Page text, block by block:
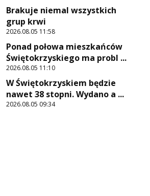
Brakuje niemal wszystkich
grup krwi
2026.08.05 11:58
Ponad połowa mieszkańców
Świętokrzyskiego ma probl ...
2026.08.05 11:10
W Świętokrzyskiem będzie
nawet 38 stopni. Wydano a ...
2026.08.05 09:34